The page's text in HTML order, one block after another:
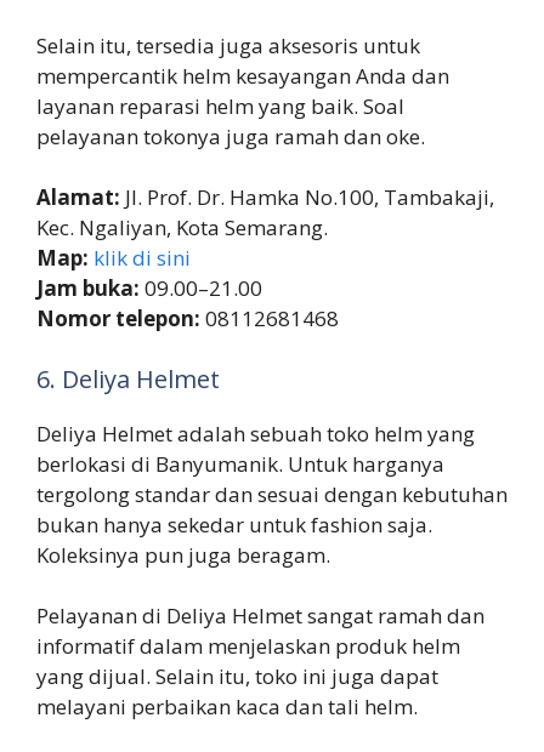
Selain itu, tersedia juga aksesoris untuk
mempercantik helm kesayangan Anda dan
layanan reparasi helm yang baik. Soal
pelayanan tokonya juga ramah dan oke.
Alamat: Jl. Prof. Dr. Hamka No.100, Tambakaji,
Kec. Ngaliyan, Kota Semarang.
Map: klik di sini
Jam buka: 09.00–21.00
Nomor telepon: 08112681468
6. Deliya Helmet
Deliya Helmet adalah sebuah toko helm yang
berlokasi di Banyumanik. Untuk harganya
tergolong standar dan sesuai dengan kebutuhan
bukan hanya sekedar untuk fashion saja.
Koleksinya pun juga beragam.
Pelayanan di Deliya Helmet sangat ramah dan
informatif dalam menjelaskan produk helm
yang dijual. Selain itu, toko ini juga dapat
melayani perbaikan kaca dan tali helm.